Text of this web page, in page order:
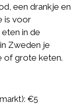
een drankje en
is voor
in de
Zweden je
of grote keten.
€5